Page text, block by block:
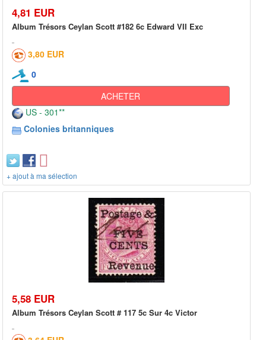
4,81 EUR
Album Trésors Ceylan Scott #182 6c Edward VII Exc
3,80 EUR
0
ACHETER
US - 301**
Colonies britanniques
+ ajout à ma sélection
5,58 EUR
Album Trésors Ceylan Scott # 117 5c Sur 4c Victor